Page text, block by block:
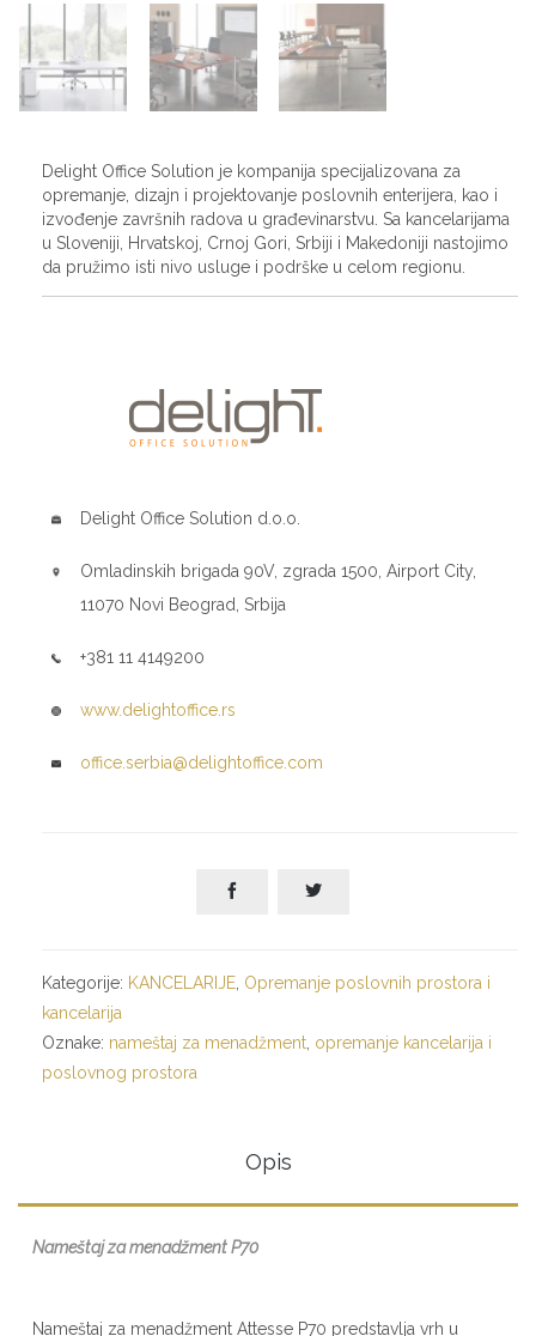
Delight Office Solution je kompanija specijalizovana za
opremanje, dizajn i projektovanje poslovnih enterijera, kao i
izvođenje završnih radova u građevinarstvu. Sa kancelarijama
u Sloveniji, Hrvatskoj, Crnoj Gori, Srbiji i Makedoniji nastojimo
da pružimo isti nivo usluge i podrške u celom regionu.
Delight Office Solution d.o.o.
Omladinskih brigada 90V, zgrada 1500, Airport City,
11070 Novi Beograd, Srbija
+381 11 4149200
www.delightoffice.rs
office.serbia@delightoffice.com
 
Kategorije: KANCELARIJE Opremanje poslovnih prostora i
kancelarija
Oznake: nameštaj za menadžment opremanje kancelarija i
poslovnog prostora
Opis
Nameštaj za menadžment P70
Nameštaj za menadžment Attesse P70 predstavlja vrh u